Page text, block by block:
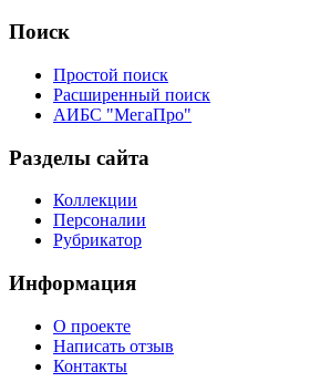
Поиск
Простой поиск
Расширенный поиск
АИБС "МегаПро"
Разделы сайта
Коллекции
Персоналии
Рубрикатор
Информация
О проекте
Написать отзыв
Контакты